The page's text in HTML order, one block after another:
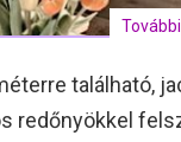
található,
redőnyökkel